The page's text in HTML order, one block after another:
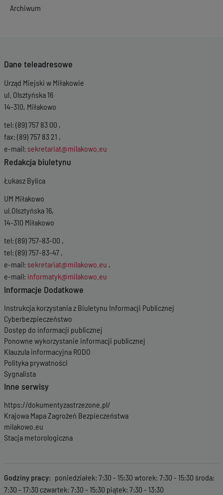
Archiwum
Dane teleadresowe
Urząd Miejski w Miłakowie
ul. Olsztyńska 16
14-310, Miłakowo
tel: (89) 757 83 00 ,
fax: (89) 757 83 21 ,
e-mail: sekretariat@milakowo.eu
Redakcja biuletynu
Łukasz Bylica
UM Miłakowo
ul.Olsztyńska 16,
14-310 Miłakowo
tel: (89) 757-83-00 ,
tel: (89) 757-83-47 ,
e-mail: sekretariat@milakowo.eu ,
e-mail: informatyk@milakowo.eu
Informacje Dodatkowe
Instrukcja korzystania z Biuletynu Informacji Publicznej
Cyberbezpieczeństwo
Dostęp do informacji publicznej
Ponowne wykorzystanie informacji publicznej
Klauzula informacyjna RODO
Polityka prywatności
Sygnalista
Inne serwisy
https://dokumentyzastrzezone.pl/
Krajowa Mapa Zagrożeń Bezpieczeństwa
milakowo.eu
Stacja metorologiczna
Godziny pracy
poniedziałek: 7:30 - 15:30 wtorek: 7:30 - 15:30 środa:
7:30 - 17:30 czwartek: 7:30 - 15:30 piątek: 7:30 - 13:30